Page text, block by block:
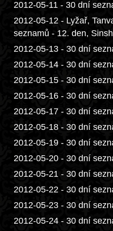
2012-05-11 - 30 dní
2012-05-12 - Lyžař,
seznamů - 12. den,
2012-05-13 - 30 dní
2012-05-14 - 30 dní
2012-05-15 - 30 dní
2012-05-16 - 30 dní
2012-05-17 - 30 dní
2012-05-18 - 30 dní
2012-05-19 - 30 dní
2012-05-20 - 30 dní
2012-05-21 - 30 dní
2012-05-22 - 30 dní
2012-05-23 - 30 dní
2012-05-24 - 30 dní